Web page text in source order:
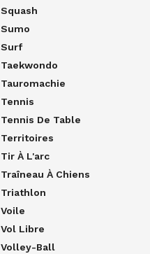
Squash
Sumo
Surf
Taekwondo
Tauromachie
Tennis
Tennis De Table
Territoires
Tir À L'arc
Traîneau À Chiens
Triathlon
Voile
Vol Libre
Volley-Ball